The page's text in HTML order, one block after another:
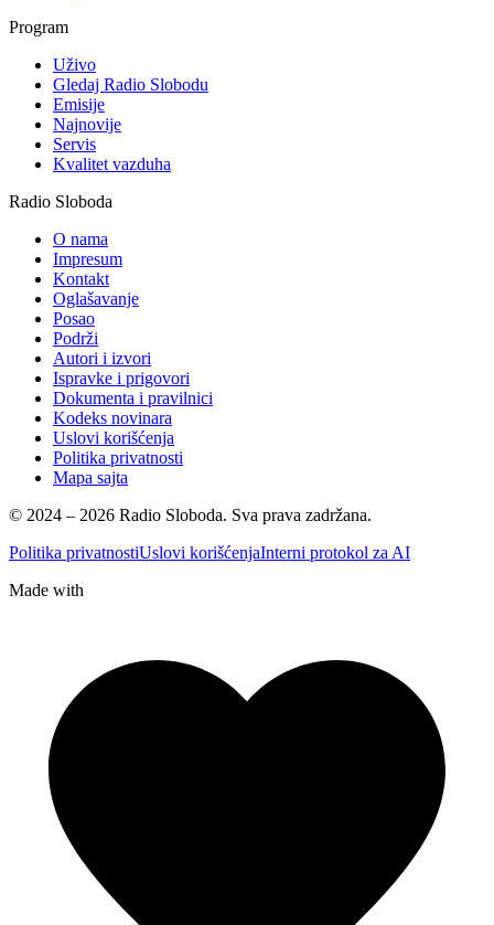
Program
Uživo
Gledaj Radio Slobodu
Emisije
Najnovije
Servis
Kvalitet vazduha
Radio Sloboda
O nama
Impresum
Kontakt
Oglašavanje
Posao
Podrži
Autori i izvori
Ispravke i prigovori
Dokumenta i pravilnici
Kodeks novinara
Uslovi korišćenja
Politika privatnosti
Mapa sajta
© 2024 – 2026 Radio Sloboda. Sva prava zadržana.
Politika privatnostiUslovi korišćenjaInterni protokol za AI
Made with